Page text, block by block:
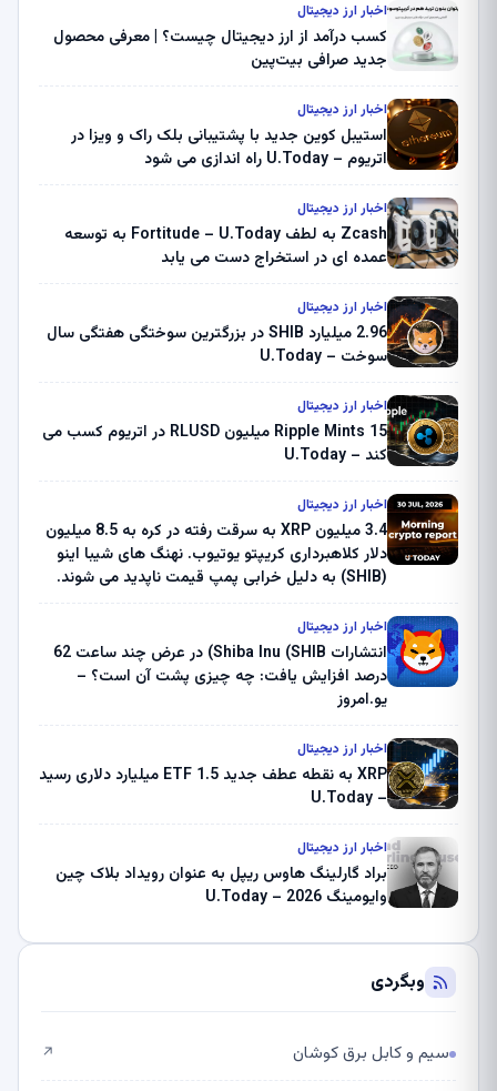
اخبار ارز دیجیتال
کسب درآمد از ارز دیجیتال چیست؟ | معرفی محصول
جدید صرافی بیت‌پین
اخبار ارز دیجیتال
استیبل کوین جدید با پشتیبانی بلک راک و ویزا در
اتریوم – U.Today راه اندازی می شود
اخبار ارز دیجیتال
Zcash به لطف Fortitude – U.Today به توسعه
عمده ای در استخراج دست می یابد
اخبار ارز دیجیتال
2.96 میلیارد SHIB در بزرگترین سوختگی هفتگی سال
سوخت – U.Today
اخبار ارز دیجیتال
Ripple Mints 15 میلیون RLUSD در اتریوم کسب می
کند – U.Today
اخبار ارز دیجیتال
3.4 میلیون XRP به سرقت رفته در کره به 8.5 میلیون
دلار کلاهبرداری کریپتو یوتیوب. نهنگ های شیبا اینو
(SHIB) به دلیل خرابی پمپ قیمت ناپدید می شوند.
ثبت کرد – گزارش کریپتو صبح – U.Today
اخبار ارز دیجیتال
انتشارات Shiba Inu (SHIB) در عرض چند ساعت 62
درصد افزایش یافت: چه چیزی پشت آن است؟ –
یو.امروز
اخبار ارز دیجیتال
XRP به نقطه عطف جدید ETF 1.5 میلیارد دلاری رسید
– U.Today
اخبار ارز دیجیتال
براد گارلینگ هاوس ریپل به عنوان رویداد بلاک چین
وایومینگ 2026 – U.Today
وبگردی
سیم و کابل برق کوشان ↗